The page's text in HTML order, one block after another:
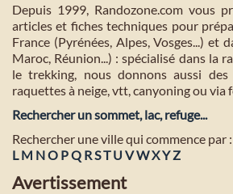
Depuis 1999, Randozone.com vous
articles et fiches techniques pour
France (Pyrénées, Alpes, Vosges...) et
Maroc, Réunion...) : spécialisé dans la
le trekking, nous donnons aussi
raquettes à neige, vtt, canyoning ou via
Rechercher un sommet, lac, refuge...
Rechercher une ville qui commence par :
L M NO PQ R ST U VWXY Z
Avertissement